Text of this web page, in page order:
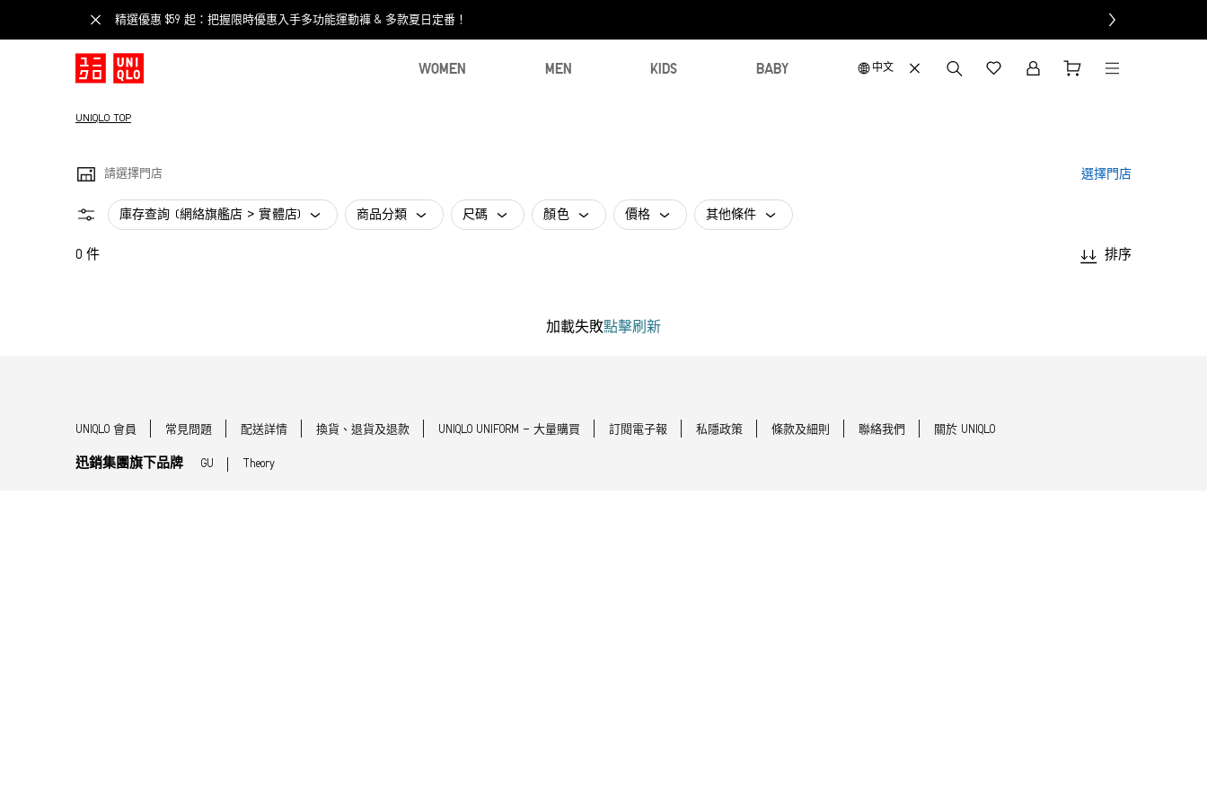
精選優惠 $59 起：把握限時優惠入手多功能運動褲 & 多款夏日定番！​
WOMEN MEN KIDS BABY 中文
UNIQLO TOP
請選擇門店 選擇門店
庫存查詢 (網絡旗艦店 > 實體店) 商品分類 尺碼 顏色 價格 其他條件
0 件 排序
加載失敗點擊刷新
UNIQLO 會員 常見問題 配送詳情 換貨、退貨及退款 UNIQLO UNIFORM - 大量購買 訂閱電子報 私隱政策 條款及細則 聯絡我們 關於 UNIQLO
迅銷集團旗下品牌 GU Theory